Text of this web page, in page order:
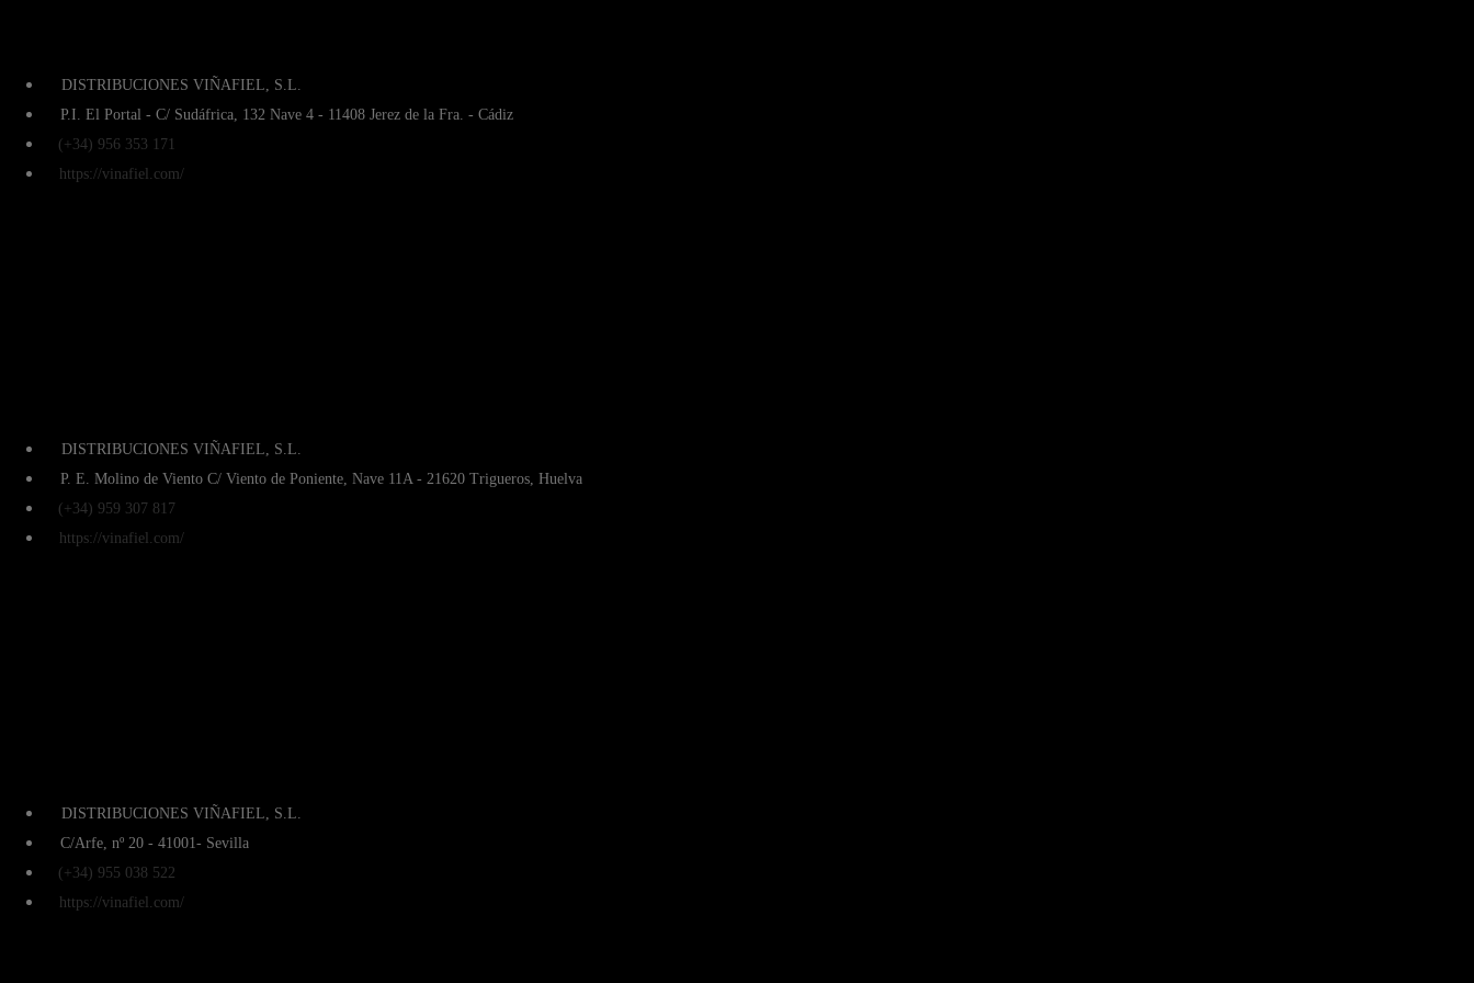
DISTRIBUCIONES VIÑAFIEL, S.L.
P.I. El Portal - C/ Sudáfrica, 132 Nave 4 - 11408 Jerez de la Fra. - Cádiz
(+34) 956 353 171
https://vinafiel.com/
DISTRIBUCIONES VIÑAFIEL, S.L.
P. E. Molino de Viento C/ Viento de Poniente, Nave 11A - 21620 Trigueros, Huelva
(+34) 959 307 817
https://vinafiel.com/
DISTRIBUCIONES VIÑAFIEL, S.L.
C/Arfe, nº 20 - 41001- Sevilla
(+34) 955 038 522
https://vinafiel.com/